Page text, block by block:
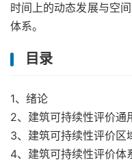
时间上的动态发展与空
体系。
目录
1、绪论
2、建筑可持续性评价通
3、建筑可持续性评价区
4、建筑可持续性评价体